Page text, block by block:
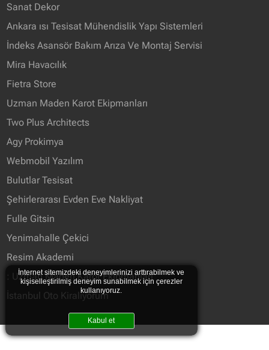
Sanat Dekor
Ankara ısı Tesisat Mühendislik Yapı Sistemleri
İndeks Asansör Bakım Arıza Ve Montaj Servisi
Mira Havacılık
Fietra Store
Uzman Maden Karot Ekipmanları
Two Plus Architects
Agy Prokimya
Webmobil Yazılım
Bulutlar Tesisat
Şehirlerarası Evden Eve Nakliyat
Fulle Gitsin
Yenimahalle Çekici
Resim Akademi
: Uzman Maden Karot Ekipmanları
İstanbul Oto Kiraliyorum
İnternet sitemizdeki deneyimlerinizi arttırabilmek ve
kişiselleştirilmiş deneyim sunabilmek için çerezler
kullanıyoruz.
Kabul et